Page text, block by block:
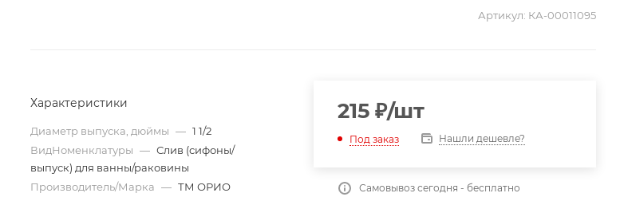
Артикул: КА-00011095
Характеристики
Диаметр выпуска, дюймы — 1 1/2
ВидНоменклатуры — Слив (сифоны/
выпуск) для ванны/раковины
Производитель/Марка — ТМ ОРИО
215₽/шт
Под заказ Нашли дешевле?
Самовывоз сегодня - бесплатно